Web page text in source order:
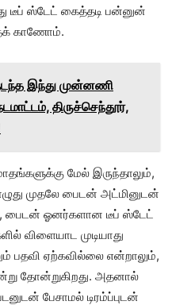
டீப் ஸ்டேட் கைத்தடி பன்னுன்
காணோம்.
இந்து முன்னணி
திருச்செந்தூர்,
மேல் இருந்தாலும்,
முதலே பைடன் அட்மினுடன்
பைடன் ஓனர்களான டீப் ஸ்டேட்
விளையாட முடியாது
பதவி ஏற்கவில்லை என்றாலும்,
தோன்றுகிறது. அதனால்
பேசாமல் டிரம்ப்புடன்